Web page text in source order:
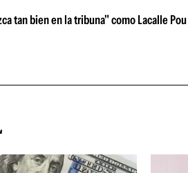
tan bien en la tribuna" como Lacalle